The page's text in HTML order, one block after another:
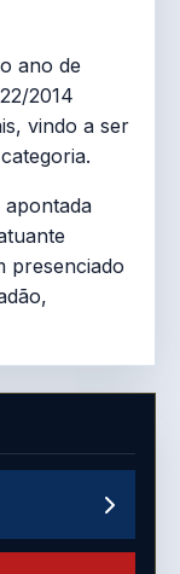
ano de
2014
vindo a ser
apontada
presenciado